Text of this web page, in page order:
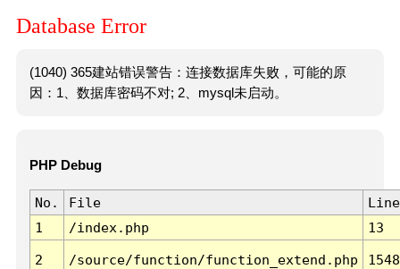
Database Error
(1040) 365建站错误警告：连接数据库失败，可能的原
因：1、数据库密码不对; 2、mysql未启动。
PHP Debug
No. File
Line
1
/index.php 13
2 /source/function/function_extend.php 1548